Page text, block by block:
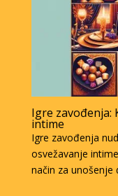
Igre zavođenja:
intime
Igre zavođenja
osvežavanje
način za unošenje